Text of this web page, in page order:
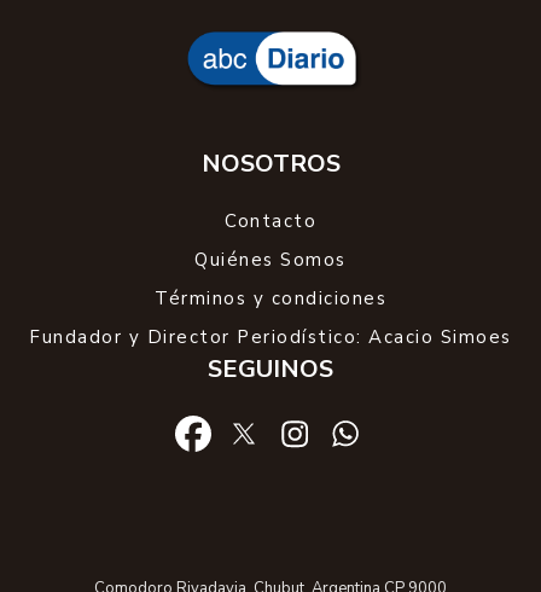
NOSOTROS
Contacto
Quiénes Somos
Términos y condiciones
Fundador y Director Periodístico: Acacio Simoes
SEGUINOS